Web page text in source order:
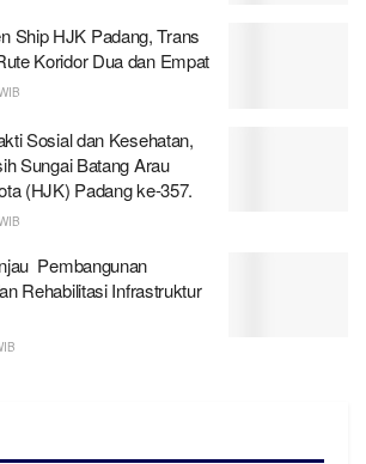
Ship HJK Padang, Trans
Koridor Dua dan Empat
Sosial dan Kesehatan,
Sungai Batang Arau
(HJK) Padang ke-357.
Pembangunan
Rehabilitasi Infrastruktur